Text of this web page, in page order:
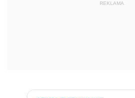
REKLAMA